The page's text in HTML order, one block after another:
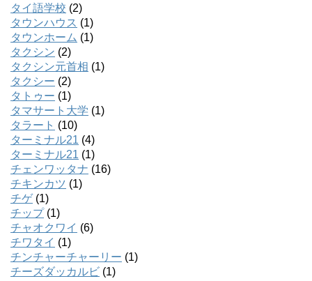
タイ語学校 (2)
タウンハウス (1)
タウンホーム (1)
タクシン (2)
タクシン元首相 (1)
タクシー (2)
タトゥー (1)
タマサート大学 (1)
タラート (10)
ターミナル21 (4)
ターミナル21 (1)
チェンワッタナ (16)
チキンカツ (1)
チゲ(1)
チップ(1)
チャオクワイ (6)
チワタイ (1)
チンチャーチャーリー (1)
チーズダッカルビ (1)